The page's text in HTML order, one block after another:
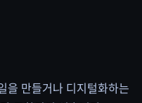
을 만들거나 디지털화하는